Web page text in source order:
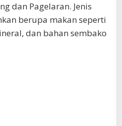
dan Pagelaran. Jenis
berupa makan seperti
dan bahan sembako